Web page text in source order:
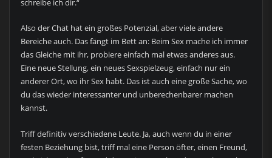
schreibe ich dir.“
Also der Chat hat ein großes Potenzial, aber viele andere
Bereiche auch. Das fängt im Bett an: Beim Sex mache ich immer
das Gleiche mit ihr, probiere einfach mal etwas anderes aus.
Eine neue Stellung, ein neues Sexspielzeug, einfach nur ein
anderer Ort, wo ihr Sex habt. Das ist auch eine große Sache, wo
du das wieder interessanter und unberechenbarer machen
kannst.
Triff definitiv verschiedene Leute. Ja, auch wenn du in einer
festen Beziehung bist, triff mal eine Person öfter, einen Freund,